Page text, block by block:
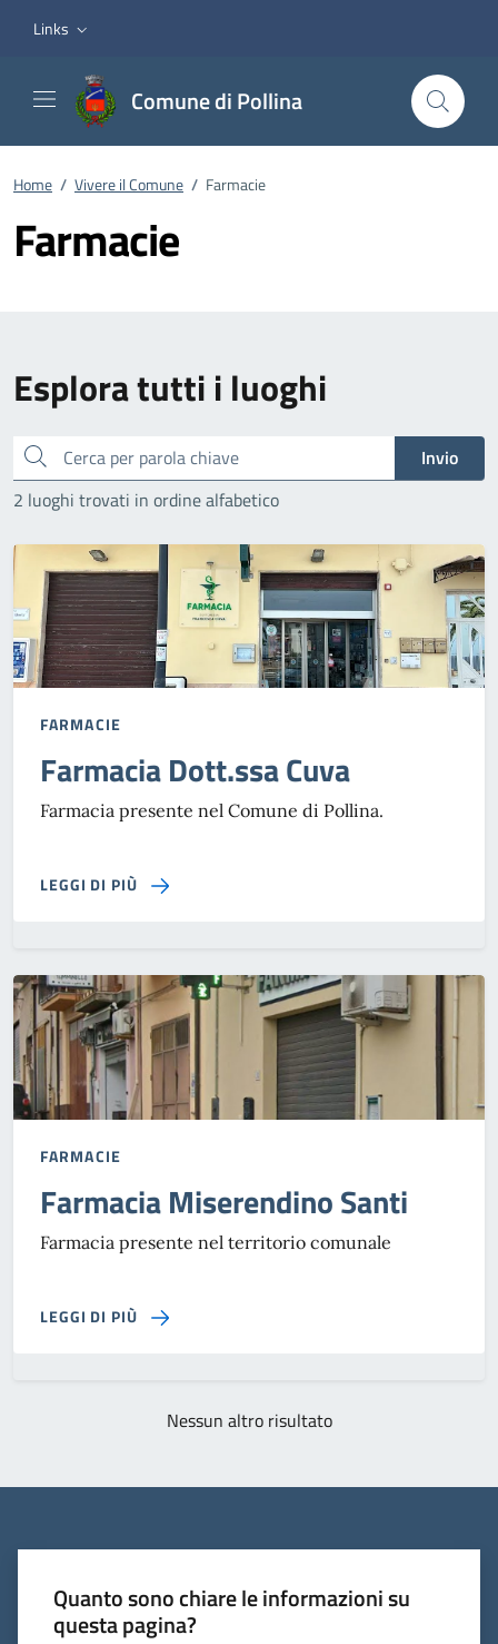
Links
Comune di Pollina
Home / Vivere il Comune / Farmacie
Farmacie
Esplora tutti i luoghi
Cerca
Invio
2 luoghi trovati in ordine alfabetico
FARMACIE
Farmacia Dott.ssa Cuva
Farmacia presente nel Comune di Pollina.
LEGGI DI PIÙ SU FARMACIA DOTT.SSA CUVA
FARMACIE
Farmacia Miserendino Santi
Farmacia presente nel territorio comunale
LEGGI DI PIÙ SU FARMACIA MISERENDINO SANTI
Nessun altro risultato
Quanto sono chiare le informazioni su
questa pagina?